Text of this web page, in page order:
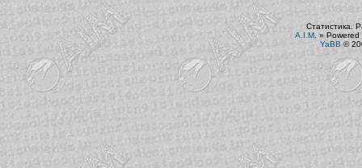
Статистика.
A.I.M. »Powered
YaBB ©